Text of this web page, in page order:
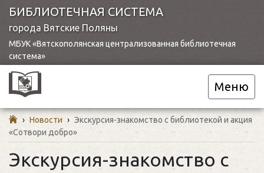
БИБЛИОТЕЧНАЯ СИСТЕМА
города Вятские Поляны
МБУК «Вятскополянская централизованная библиотечная
система»
Меню
› Новости › Экскурсия-знакомство с библиотекой и акция
«Сотвори добро»
Экскурсия-знакомство с